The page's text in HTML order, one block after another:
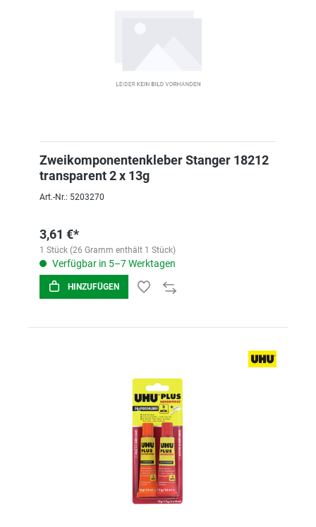
Zweikomponentenkleber Stanger 18212
transparent 2 x 13g
Art.-Nr.: 5203270
3,61 €*
1 Stück (26 Gramm enthält 1 Stück)
Verfügbar in 5–7 Werktagen
HINZUFÜGEN